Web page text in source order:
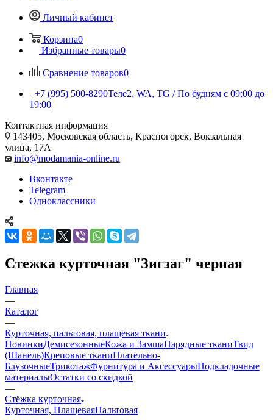
Личный кабинет
Корзина0
Избранные товары0
Сравнение товаров0
+7 (995) 500-8290Теле2, WA, TG / По будням c 09:00 до
19:00
Контактная информация
143405, Московская область, Красногорск, Вокзальная
улица, 17А
info@modamania-online.ru
Вконтакте
Telegram
Одноклассники
Стежка курточная "Зигзаг" черная
Главная
—
Каталог
—
Курточная, пальтовая, плащевая ткани
НовинкиДемисезонныеКожа и ЗамшаНарядные тканиТвид
(Шанель)Креповые тканиПлательно-
БлузочныеТрикотажФурнитура и АксессуарыПодкладочные
материалыОстатки со скидкой
—
Стёжка курточная
Курточная, ПлащеваяПальтовая